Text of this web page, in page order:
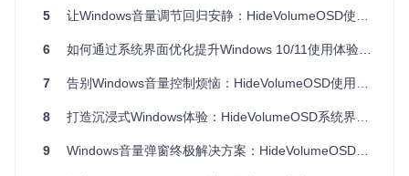
动。
验证拦截功能状态
仅在系统托盘出现短暂提示，则表示HideVolumeOSD已成功
5 让Windows音量调节回归安静：HideVolumeOSD使用指南
6 如何通过系统界面优化提升Windows 10/11使用体验？HideVolumeOSD工具深度解析
7 告别Windows音量控制烦恼：HideVolumeOSD使用教程
8 打造沉浸式Windows体验：HideVolumeOSD系统界面优化工具全解析
9 Windows音量弹窗终极解决方案：HideVolumeOSD彻底拦截工具使用指南